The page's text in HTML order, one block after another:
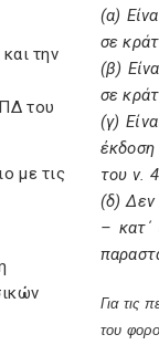
την
του
με τις
(α)
σε
(β)
σε
(γ)
του ν.
(δ) Δεν
– κατ΄
Για τις
του